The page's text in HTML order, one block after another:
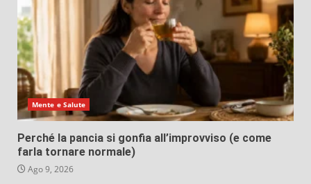
Mente e Salute
Perché la pancia si gonfia all’improvviso (e come
farla tornare normale)
Ago 9, 2026